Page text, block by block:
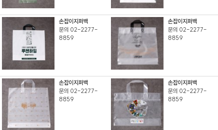
손잡이지퍼백
문의 02-2277-
8859
손잡이지퍼백
문의 02-2277-
8859
손잡이지퍼백
문의 02-2277-
8859
손잡이지퍼백
문의 02-2277-
8859